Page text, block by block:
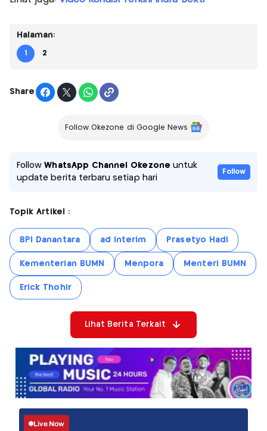
Halaman:
1 2
Share
Follow Okezone di Google News
FollowWhatsApp Channel Okezone untuk
update berita terbaru setiap hari
Follow
Topik Artikel :
BPI Danantara ad interim Prasetyo Hadi
Kementerian BUMN Menpora Menteri BUMN
Erick Thohir
Lihat Berita Terkait
Live Now